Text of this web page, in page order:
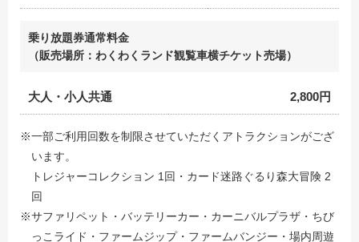
乗り放題券通常料金
（販売場所：わくわくランド観覧車横チケット売場）
大人・小人共通 2,800円
※一部ご利用回数を制限させていただくアトラクションがござ
います。
トレジャーコレクション 1回・カード迷路ぐるり森大冒険 2
回
※サファリペット・バッテリーカー・カーニバルプラザ・ちび
っこライド・ファームジップ・ファームバンジー・場内周遊